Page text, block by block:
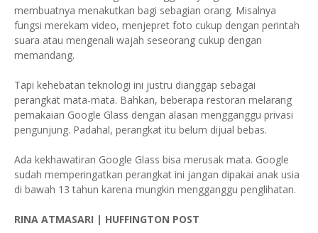
membuatnya menakutkan bagi sebagian orang. Misalnya
fungsi merekam video, menjepret foto cukup dengan perintah
suara atau mengenali wajah seseorang cukup dengan
memandang.
Tapi kehebatan teknologi ini justru dianggap sebagai
perangkat mata-mata. Bahkan, beberapa restoran melarang
pemakaian Google Glass dengan alasan mengganggu privasi
pengunjung. Padahal, perangkat itu belum dijual bebas.
Ada kekhawatiran Google Glass bisa merusak mata. Google
sudah memperingatkan perangkat ini jangan dipakai anak usia
di bawah 13 tahun karena mungkin mengganggu penglihatan.
RINA ATMASARI | HUFFINGTON POST